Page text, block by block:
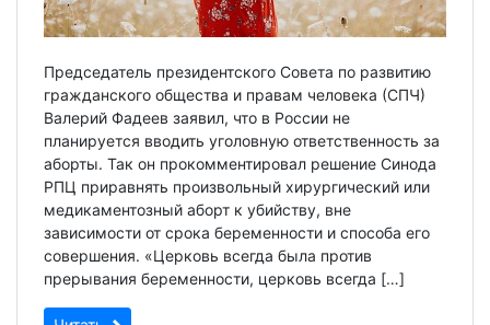
Председатель президентского Совета по развитию
гражданского общества и правам человека (СПЧ)
Валерий Фадеев заявил, что в России не
планируется вводить уголовную ответственность за
аборты. Так он прокомментировал решение Синода
РПЦ приравнять произвольный хирургический или
медикаментозный аборт к убийству, вне
зависимости от срока беременности и способа его
совершения. «Церковь всегда была против
прерывания беременности, церковь всегда […]